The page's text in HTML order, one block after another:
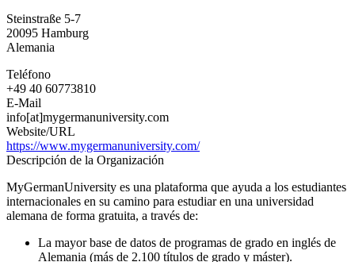
Steinstraße 5-7
20095 Hamburg
Alemania
Teléfono
+49 40 60773810
E-Mail
info[at]mygermanuniversity.com
Website/URL
https://www.mygermanuniversity.com/
Descripción de la Organización
MyGermanUniversity es una plataforma que ayuda a los estudiantes
internacionales en su camino para estudiar en una universidad
alemana de forma gratuita, a través de:
La mayor base de datos de programas de grado en inglés de
Alemania (más de 2.100 títulos de grado y máster).